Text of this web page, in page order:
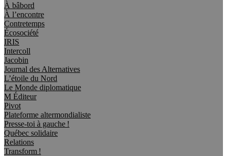
À bâbord
À l’encontre
Contretemps
Écosociété
IRIS
Intercoll
Jacobin
Journal des Alternatives
L’étoile du Nord
Le Monde diplomatique
M Éditeur
Pivot
Plateforme altermondialiste
Presse-toi à gauche !
Québec solidaire
Relations
Transform !